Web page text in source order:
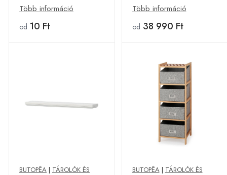
dohánytölgy - PABLO
- Butopêa
Több információ
od 10 Ft
Több információ
od 38 990 Ft
BUTOPÊA | TÁROLÓK ÉS
BUTOPÊA| TÁROLÓK ÉS